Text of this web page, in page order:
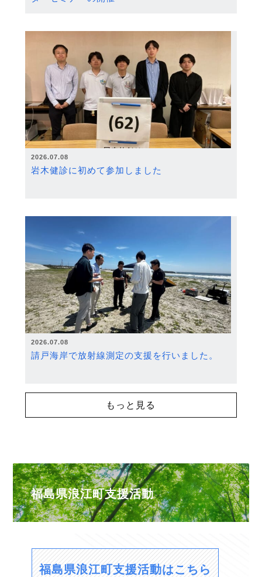
2026.07.08
岩木健診に初めて参加しました
2026.07.08
請戸海岸で放射線測定の支援を行いました。
もっと見る
福島県浪江町支援活動
福島県浪江町支援活動はこちら